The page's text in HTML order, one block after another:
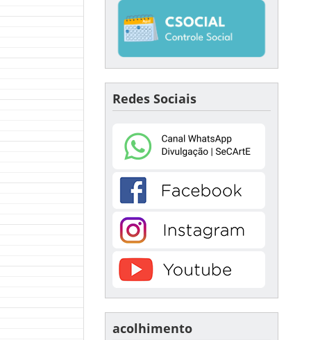
Redes Sociais
acolhimento